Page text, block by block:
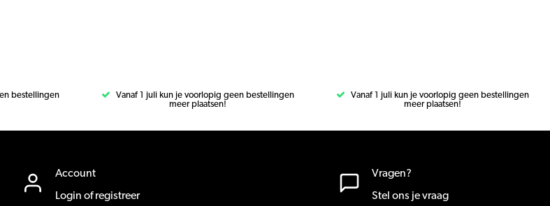
bestellingen
Vanaf 1 juli kun je voorlopig geen bestellingen
meer plaatsen!
Vanaf 1 juli kun je voorlopig geen bestellingen
meer plaatsen!
Account
Login of registreer
Vragen?
Stel ons je vraag